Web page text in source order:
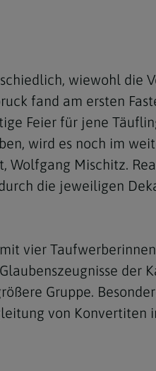
wiewohl die
fand am ersten
Feier für jene
wird es noch im
Mischitz.
die jeweiligen
vier
der
Gruppe.
von Konvertiten